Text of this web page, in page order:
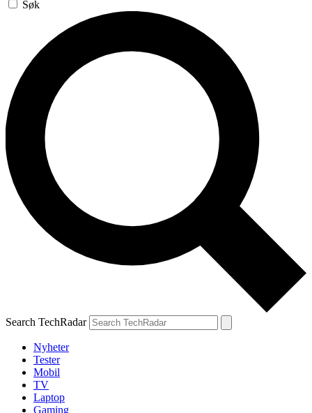
Søk
Search TechRadar
Nyheter
Tester
Mobil
TV
Laptop
Gaming